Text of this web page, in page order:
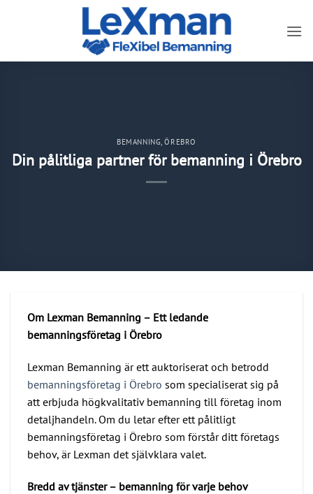
BEMANNING ,ÖREBRO
Din pålitliga partner för bemanning i Örebro
Om Lexman Bemanning – Ett ledande
bemanningsföretag i Örebro
Lexman Bemanning är ett auktoriserat och betrodd
bemanningsföretag i Örebro som specialiserat sig på
att erbjuda högkvalitativ bemanning till företag inom
detaljhandeln. Om du letar efter ett pålitligt
bemanningsföretag i Örebro som förstår ditt företags
behov, är Lexman det självklara valet.
Bredd av tjänster – bemanning för varje behov